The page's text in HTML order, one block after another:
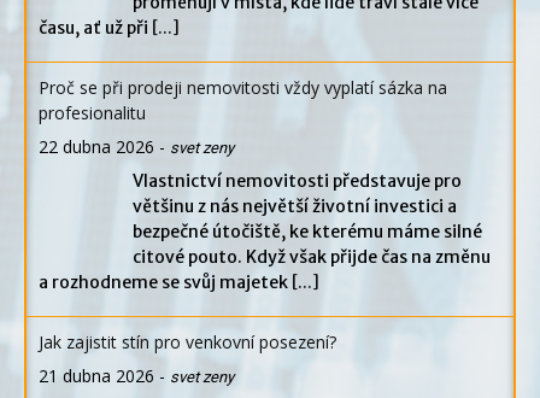
času, ať už při [...]
Proč se při prodeji nemovitosti vždy vyplatí sázka na
profesionalitu
22 dubna 2026 - svet zeny
Vlastnictví nemovitosti představuje pro
většinu z nás největší životní investici a
bezpečné útočiště, ke kterému máme silné
citové pouto. Když však přijde čas na změnu
a rozhodneme se svůj majetek [...]
Jak zajistit stín pro venkovní posezení?
21 dubna 2026 - svet zeny